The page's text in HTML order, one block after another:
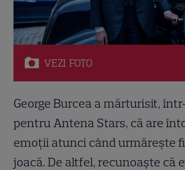
VEZI FOTO
George Burcea a mărturisit,
pentru Antena Stars, că are
emoții atunci când urmărește
joacă. De altfel, recunoaște că